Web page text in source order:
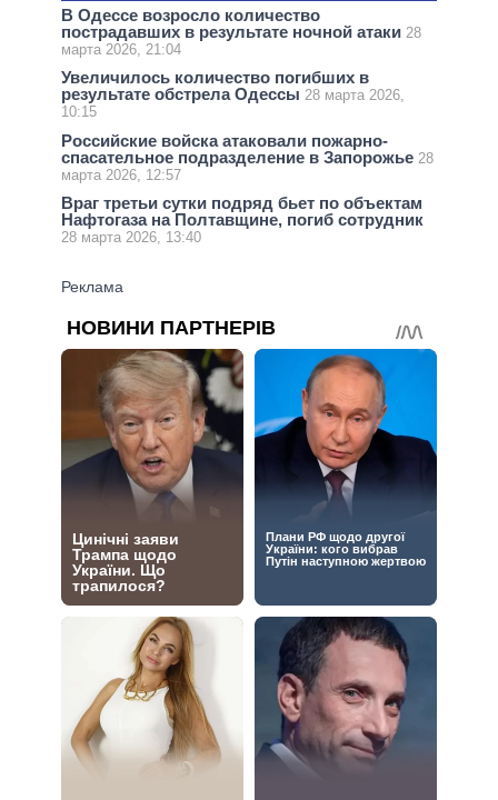
В Одессе возросло количество
пострадавших в результате ночной атаки 28
марта 2026, 21:04
Увеличилось количество погибших в
результате обстрела Одессы 28 марта 2026,
10:15
Российские войска атаковали пожарно-
спасательное подразделение в Запорожье 28
марта 2026, 12:57
Враг третьи сутки подряд бьет по объектам
Нафтогаза на Полтавщине, погиб сотрудник
28 марта 2026, 13:40